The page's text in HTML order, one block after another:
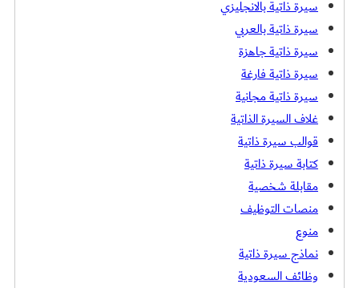
سيرة ذاتية بالانجليزي
سيرة ذاتية بالعربي
سيرة ذاتية جاهزة
سيرة ذاتية فارغة
سيرة ذاتية مجانية
غلاف السيرة الذاتية
قوالب سيرة ذاتية
كتابة سيرة ذاتية
مقابلة شخصية
منصات التوظيف
منوع
نماذج سيرة ذاتية
وظائف السعودية